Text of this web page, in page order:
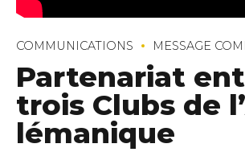
COMMUNICATIONS MESSAGE
Partenariat
trois Clubs de
lémanique